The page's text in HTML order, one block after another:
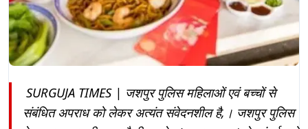
SURGUJA TIMES | जशपुर पुलिस महिलाओं एवं बच्चों से
संबंधित अपराध को लेकर अत्यंत संवेदनशील है,। जशपुर पुलिस